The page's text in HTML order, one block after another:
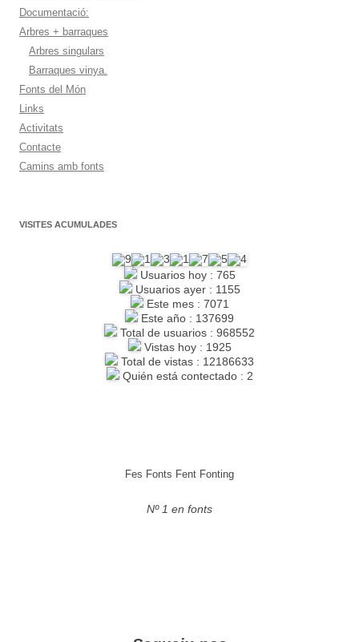
Documentació:
Arbres + barraques
Arbres singulars
Barraques vinya.
Fonts del Món
Links
Activitats
Contacte
Camins amb fonts
VISITES ACUMULADES
Usuarios hoy : 765
Usuarios ayer : 1155
Este mes : 7071
Este año : 137699
Total de usuarios : 968552
Vistas hoy : 1925
Total de vistas : 12186633
Quién está contectado : 2
Fes Fonts Fent Fonting
Nº 1 en fonts